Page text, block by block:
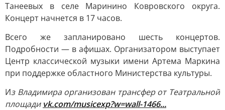
Танеевых в селе Маринино Ковровского округа.
Концерт начнется в 17 часов.
Всего же запланировано шесть концертов.
Подробности — в афишах. Организатором выступает
Центр классической музыки имени Артема Маркина
при поддержке областного Министерства культуры.
Из Владимира организован трансфер от Театральной
площади vk.com/musicexp?w=wall-1466...